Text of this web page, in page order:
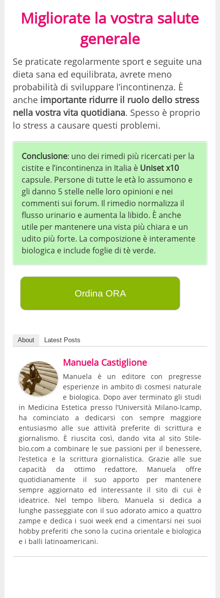
Migliorate la vostra salute
generale
Se praticate regolarmente sport e seguite una
dieta sana ed equilibrata, avrete meno
probabilità di sviluppare l’incontinenza. È
anche importante ridurre il ruolo dello stress
nella vostra vita quotidiana. Spesso è proprio
lo stress a causare questi problemi.
Conclusione: uno dei rimedi più ricercati per la
cistite e l’incontinenza in Italia è Uniset x10
capsule. Persone di tutte le età lo assumono e
gli danno 5 stelle nelle loro opinioni e nei
commenti sui forum. Il rimedio normalizza il
flusso urinario e aumenta la libido. È anche
utile per mantenere una vista più chiara e un
udito più forte. La composizione è interamente
biologica e include foglie di tè verde.
Ordina ORA
About Latest Posts
Manuela Castiglione
Manuela è un editore con pregresse
esperienze in ambito di cosmesi naturale
e biologica. Dopo aver terminato gli studi
in Medicina Estetica presso l’Università Milano-Icamp,
ha cominciato a dedicarsi con sempre maggiore
entusiasmo alle sue attività preferite di scrittura e
giornalismo. È riuscita così, dando vita al sito Stile-
bio.com a combinare le sue passioni per il benessere,
l’estetica e la scrittura giornalistica. Grazie alle sue
capacità da ottimo redattore, Manuela offre
quotidianamente il suo apporto per mantenere
sempre aggiornato ed interessante il sito di cui è
ideatrice. Nel tempo libero, Manuela si dedica a
lunghe passeggiate con il suo adorato amico a quattro
zampe e dedica i suoi week end a cimentarsi nei suoi
hobby preferiti che sono la cucina orientale e biologica
e i balli latinoamericani.